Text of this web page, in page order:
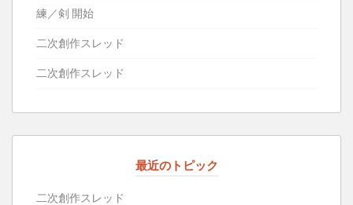
練／剣 開始
二次創作スレッド
二次創作スレッド
最近のトピック
二次創作スレッド